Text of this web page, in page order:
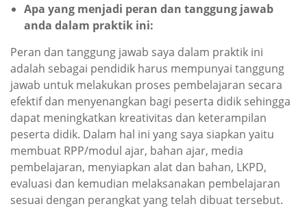
Apa yang menjadi peran dan tanggung jawab
anda dalam praktik ini:
Peran dan tanggung jawab saya dalam praktik ini
adalah sebagai pendidik harus mempunyai tanggung
jawab untuk melakukan proses pembelajaran secara
efektif dan menyenangkan bagi peserta didik sehingga
dapat meningkatkan kreativitas dan keterampilan
peserta didik. Dalam hal ini yang saya siapkan yaitu
membuat RPP/modul ajar, bahan ajar, media
pembelajaran, menyiapkan alat dan bahan, LKPD,
evaluasi dan kemudian melaksanakan pembelajaran
sesuai dengan perangkat yang telah dibuat tersebut.